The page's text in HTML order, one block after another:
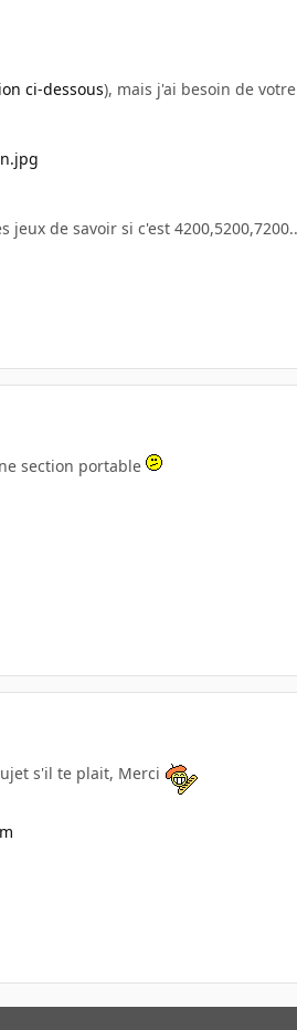
ci-dessous), mais j'ai besoin de
de savoir si c'est
section portable
s'il te plait, Merci